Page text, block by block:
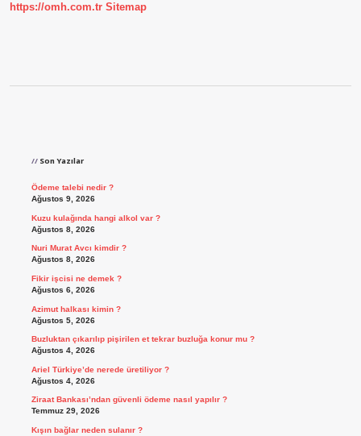
https://omh.com.tr Sitemap
Son Yazılar
Ödeme talebi nedir ?
Ağustos 9, 2026
Kuzu kulağında hangi alkol var ?
Ağustos 8, 2026
Nuri Murat Avcı kimdir ?
Ağustos 8, 2026
Fikir işcisi ne demek ?
Ağustos 6, 2026
Azimut halkası kimin ?
Ağustos 5, 2026
Buzluktan çıkarılıp pişirilen et tekrar buzluğa konur mu ?
Ağustos 4, 2026
Ariel Türkiye’de nerede üretiliyor ?
Ağustos 4, 2026
Ziraat Bankası’ndan güvenli ödeme nasıl yapılır ?
Temmuz 29, 2026
Kışın bağlar neden sulanır ?